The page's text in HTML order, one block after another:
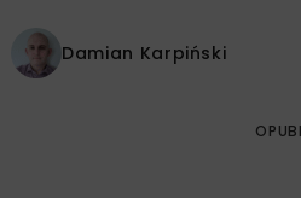
Damian Karpiński